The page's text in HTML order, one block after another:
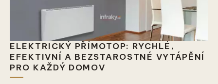
ELEKTRICKÝ PŘÍMOTOP: RYCHLÉ,
EFEKTIVNÍ A BEZSTAROSTNÉ VYTÁPĚNÍ
PRO KAŽDÝ DOMOV